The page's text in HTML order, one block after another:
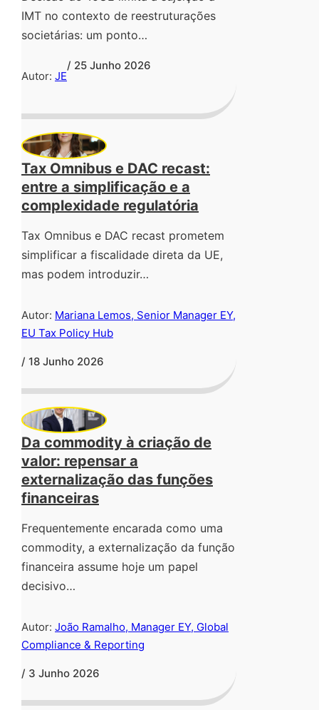
IMT no contexto de reestruturações
societárias: um ponto…
Autor: JE
/ 25 Junho 2026
Tax Omnibus e DAC recast:
entre a simplificação e a
complexidade regulatória
Tax Omnibus e DAC recast prometem
simplificar a fiscalidade direta da UE,
mas podem introduzir…
Autor: Mariana Lemos, Senior Manager EY,
EU Tax Policy Hub
/ 18 Junho 2026
Da commodity à criação de
valor: repensar a
externalização das funções
financeiras
Frequentemente encarada como uma
commodity, a externalização da função
financeira assume hoje um papel
decisivo…
Autor: João Ramalho, Manager EY, Global
Compliance & Reporting
/ 3 Junho 2026